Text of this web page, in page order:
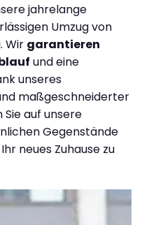
jahrelange
Umzug von
Wir garantieren
und eine
unseres
maßgeschneiderter
Sie auf unsere
Gegenstände
neues Zuhause zu